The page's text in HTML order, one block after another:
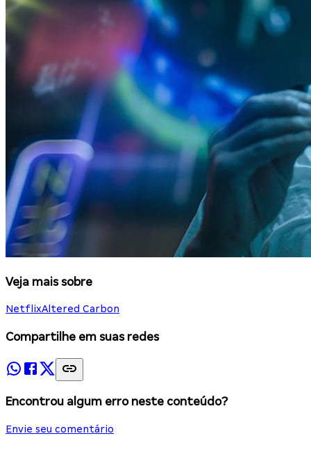
Veja mais sobre
NetflixAltered Carbon
Compartilhe em suas redes
Encontrou algum erro neste conteúdo?
Envie seu comentário